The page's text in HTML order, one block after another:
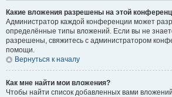
Какие вложения разрешены на этой
Администратор каждой конференции может
определённые типы вложений. Если вы не
разрешены, свяжитесь с администратором
помощи.
Вернуться к началу
Как мне найти мои вложения?
Чтобы найти список добавленных вами